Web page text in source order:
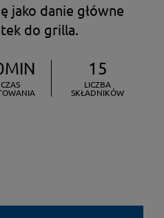
jako danie główne
do grilla.
CZAS
15
LICZBA
SKŁADNIKÓW